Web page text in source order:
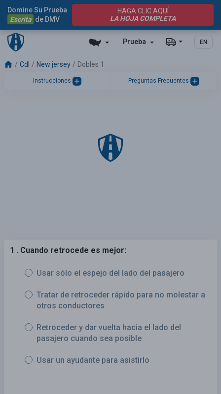
Prueba EN
Domine Su Prueba
Escrita de DMV
HAGA CLIC AQUÍ
LA HOJA COMPLETA
Cdl New jersey Dobles 1
Instrucciones Preguntas Frecuentes
1 . Cuando retrocede es mejor:
Usar sólo el espejo del lado del pasajero
Tratar de retroceder rápido para no molestar a
otros conductores
Retroceder y dar vuelta hacia el lado del
pasajero cuando sea posible
Usar un ayudante para asistirlo